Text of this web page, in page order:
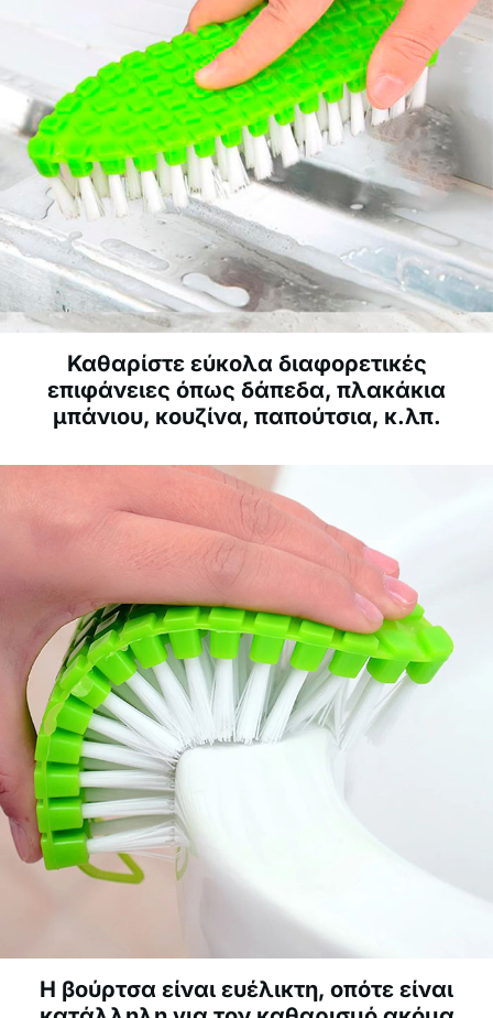
Καθαρίστε εύκολα διαφορετικές
επιφάνειες όπως δάπεδα, πλακάκια
μπάνιου, κουζίνα, παπούτσια, κ.λπ.
Η βούρτσα είναι ευέλικτη, οπότε είναι